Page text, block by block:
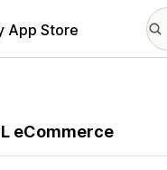
App Store
eCommerce